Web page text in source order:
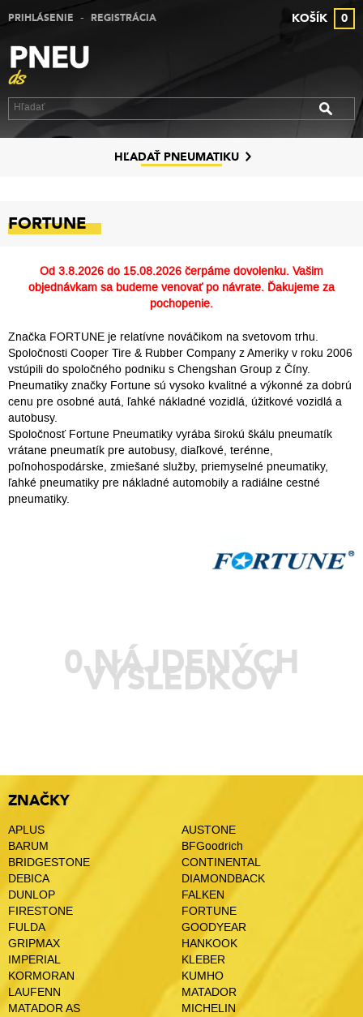
PRIHLÁSENIE - REGISTRÁCIA KOŠÍK 0
VÝPREDAJ PNEUMATÍK
VÝPREDAJ ALU DISKOV
VÝPREDAJ PLECHOVÝCH DISKOV
KONTAKT
PREČO MY
HĽADAŤ PNEUMATIKU
FORTUNE
Od 3.8.2026 do 15.08.2026 čerpáme dovolenku. Vašim
objednávkam sa budeme venovať po návrate. Ďakujeme za
pochopenie.
Značka FORTUNE je relatívne nováčikom na svetovom trhu.
Spoločnosti Cooper Tire & Rubber Company z Ameriky v roku 2006
vstúpili do spoločného podniku s Chengshan Group z Číny.
Pneumatiky značky Fortune sú vysoko kvalitné a výkonné za dobrú
cenu pre osobné autá, ľahké nákladné vozidlá, úžitkové vozidlá a
autobusy.
Spoločnosť Fortune Pneumatiky vyrába širokú škálu pneumatík
vrátane pneumatík pre autobusy, diaľkové, terénne,
poľnohospodárske, zmiešané služby, priemyselné pneumatiky,
ľahké pneumatiky pre nákladné automobily a radiálne cestné
pneumatiky.
0 NÁJDENÝCH
VÝSLEDKOV
ZNAČKY
APLUS
AUSTONE
BARUM
BFGoodrich
BRIDGESTONE
CONTINENTAL
DEBICA
DIAMONDBACK
DUNLOP
FALKEN
FIRESTONE
FORTUNE
FULDA
GOODYEAR
GRIPMAX
HANKOOK
IMPERIAL
KLEBER
KORMORAN
KUMHO
LAUFENN
MATADOR
MATADOR AS
MICHELIN